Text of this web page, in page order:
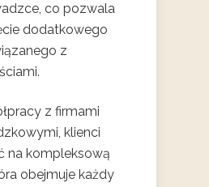
co pozwala
dodatkowego
z
z firmami
klienci
na kompleksową
obejmuje każdy